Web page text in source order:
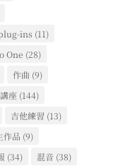
ins (11)
One (28)
作曲 (9)
座 (144)
吉他練習 (13)
作品 (9)
(34) 混音 (38)